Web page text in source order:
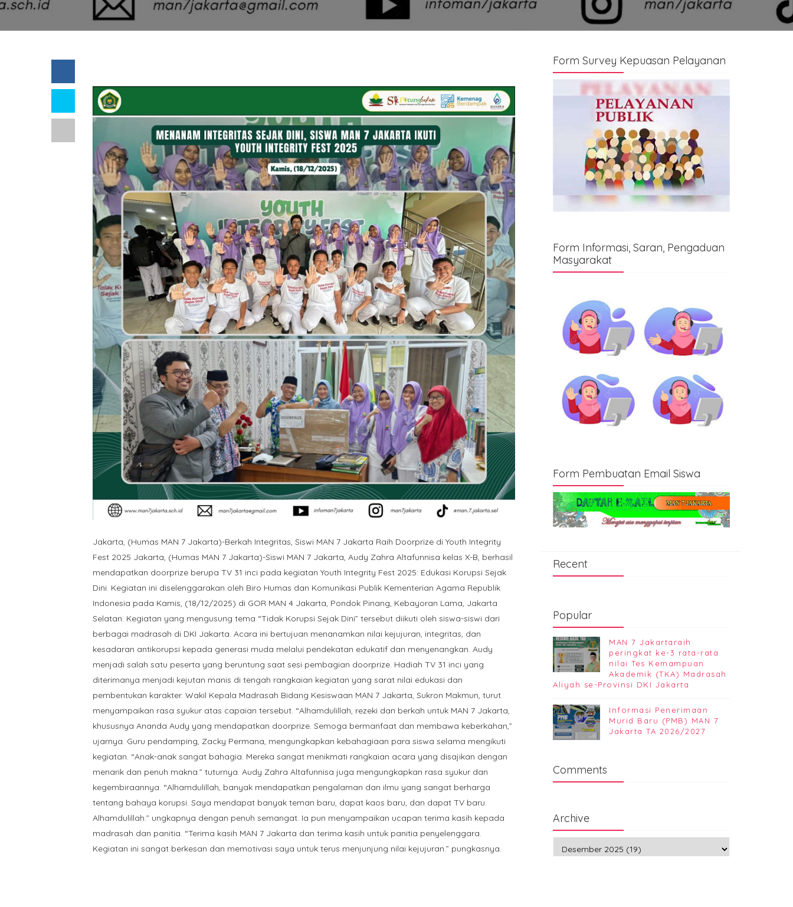
Jakarta, (Humas MAN 7 Jakarta)-Berkah Integritas, Siswi MAN 7 Jakarta Raih Doorprize di Youth Integrity
Fest 2025 Jakarta, (Humas MAN 7 Jakarta)-Siswi MAN 7 Jakarta, Audy Zahra Altafunnisa kelas X-B, berhasil
mendapatkan doorprize berupa TV 31 inci pada kegiatan Youth Integrity Fest 2025: Edukasi Korupsi Sejak
Dini. Kegiatan ini diselenggarakan oleh Biro Humas dan Komunikasi Publik Kementerian Agama Republik
Indonesia pada Kamis, (18/12/2025) di GOR MAN 4 Jakarta, Pondok Pinang, Kebayoran Lama, Jakarta
Selatan. Kegiatan yang mengusung tema “Tidak Korupsi Sejak Dini” tersebut diikuti oleh siswa-siswi dari
berbagai madrasah di DKI Jakarta. Acara ini bertujuan menanamkan nilai kejujuran, integritas, dan
kesadaran antikorupsi kepada generasi muda melalui pendekatan edukatif dan menyenangkan. Audy
menjadi salah satu peserta yang beruntung saat sesi pembagian doorprize. Hadiah TV 31 inci yang
diterimanya menjadi kejutan manis di tengah rangkaian kegiatan yang sarat nilai edukasi dan
pembentukan karakter. Wakil Kepala Madrasah Bidang Kesiswaan MAN 7 Jakarta, Sukron Makmun, turut
menyampaikan rasa syukur atas capaian tersebut. “Alhamdulillah, rezeki dan berkah untuk MAN 7 Jakarta,
khususnya Ananda Audy yang mendapatkan doorprize. Semoga bermanfaat dan membawa keberkahan,”
ujarnya. Guru pendamping, Zacky Permana, mengungkapkan kebahagiaan para siswa selama mengikuti
kegiatan. “Anak-anak sangat bahagia. Mereka sangat menikmati rangkaian acara yang disajikan dengan
menarik dan penuh makna.” tuturnya. Audy Zahra Altafunnisa juga mengungkapkan rasa syukur dan
kegembiraannya. “Alhamdulillah, banyak mendapatkan pengalaman dan ilmu yang sangat berharga
tentang bahaya korupsi. Saya mendapat banyak teman baru, dapat kaos baru, dan dapat TV baru.
Alhamdulillah.” ungkapnya dengan penuh semangat. Ia pun menyampaikan ucapan terima kasih kepada
madrasah dan panitia. “Terima kasih MAN 7 Jakarta dan terima kasih untuk panitia penyelenggara.
Kegiatan ini sangat berkesan dan memotivasi saya untuk terus menjunjung nilai kejujuran.” pungkasnya.
Form Survey Kepuasan Pelayanan
Form Informasi, Saran, Pengaduan
Masyarakat
Form Pembuatan Email Siswa
Recent
Popular
MAN 7 Jakartaraih
peringkat ke-3 rata-rata
nilai Tes Kemampuan
Akademik (TKA) Madrasah
Aliyah se-Provinsi DKI Jakarta
Informasi Penerimaan
Murid Baru (PMB) MAN 7
Jakarta TA 2026/2027
Comments
Archive